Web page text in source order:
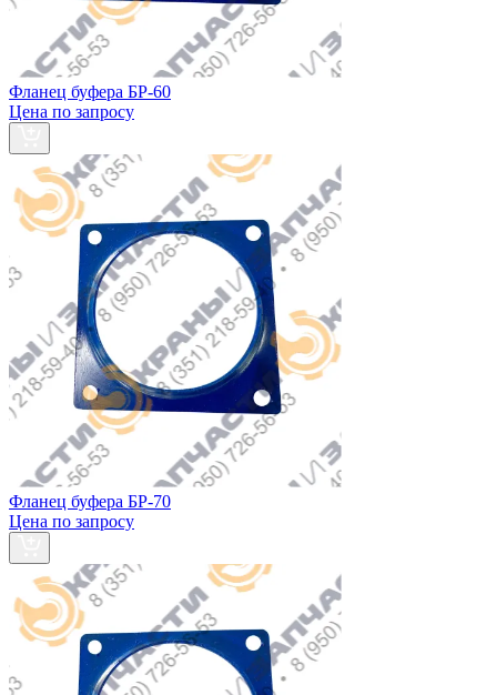
Фланец буфера БР-60
Цена по запросу
Фланец буфера БР-70
Цена по запросу